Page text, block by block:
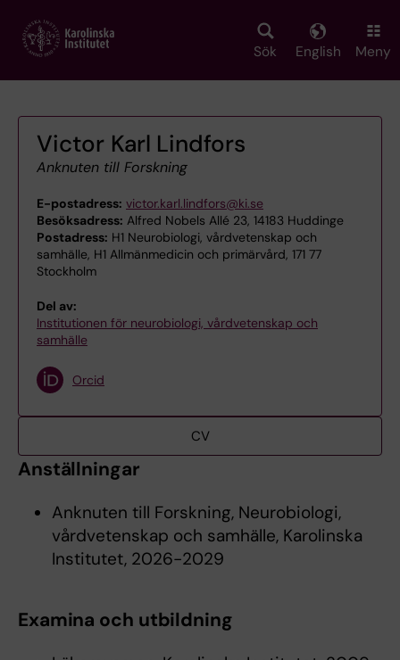
main
Sök English Meny
Victor Karl Lindfors
Anknuten till Forskning
E-postadress: victor.karl.lindfors@ki.se
Besöksadress: Alfred Nobels Allé 23, 14183 Huddinge
Postadress: H1 Neurobiologi, vårdvetenskap och
samhälle, H1 Allmänmedicin och primärvård, 171 77
Stockholm
Del av:
Institutionen för neurobiologi, vårdvetenskap och
samhälle
Orcid
CV
Anställningar
Anknuten till Forskning, Neurobiologi,
vårdvetenskap och samhälle, Karolinska
Institutet, 2026-2029
Examina och utbildning